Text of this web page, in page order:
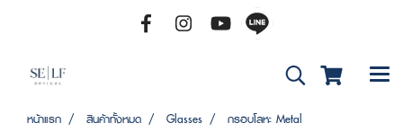
หน้าแรก สินค้าทั้งหมด Glasses
กรอบโลหะ Metal